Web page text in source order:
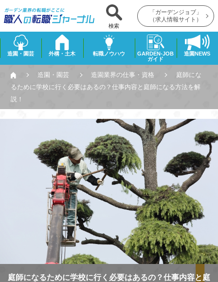
検索
「ガーデンジョブ」
（求人情報サイト）
造園・園芸 外構・土木 転職ノウハウ
GARDEN-JOB
ガイド
造園NEWS
造園・園芸 造園業界の仕事・資格
庭師にな
るために学校に行く必要はあるの？仕事内容と庭師になる方法を解
説！
庭師になるために学校に行く必要はあるの？仕事内容と庭